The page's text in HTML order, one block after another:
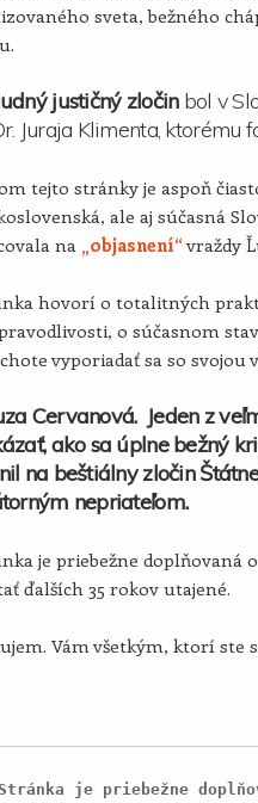
sveta, bežného
justičný zločin bol v
Juraja Klimenta, ktorému
tejto stránky je aspoň
ale aj súčasná
na „objasnení“vraždy
hovorí o totalitných
o súčasnom
vyporiadať sa so
Cervanová. Jeden z
ako sa úplne bežný
na beštiálny zločin
nepriateľom.
je priebežne doplňovaná
ďalších 35 rokov utajené.
Vám všetkým, ktorí ste
Stránka je priebežne